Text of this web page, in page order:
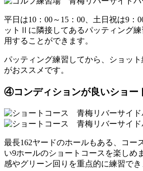
平日は10：00～15：00、土日祝は9：
ットⅡに隣接してあるパッティング練
用することができます。
パッティング練習してから、ショッ
がおススメです。
④コンディションが良いショー
最長162ヤードのホールもある、コー
い9ホールのショートコースを楽しめ
感やグリーン回りを重点的に練習でき